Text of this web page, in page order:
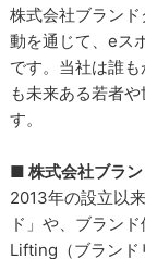
株式会社ブラン
動を通じて、eス
です。当社は誰
も未来ある若者
す。
■ 株式会社ブラ
2013年の設立以
ド」や、ブラン
Lifting（ブランド